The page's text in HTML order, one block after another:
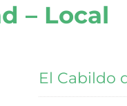
– Local
El Cabildo